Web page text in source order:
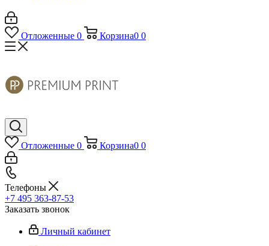
Отложенные 0 Корзина0 0
Отложенные 0 Корзина0 0
Телефоны
+7 495 363-87-53
Заказать звонок
Личный кабинет